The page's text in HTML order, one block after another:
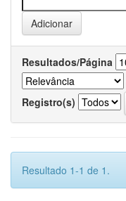
Resultados/Página
Registro(s)
Resultado 1-1 de 1.